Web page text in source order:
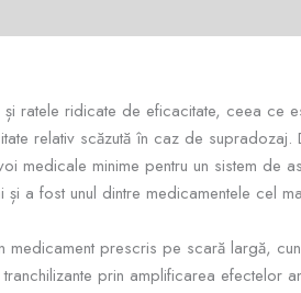
ratele ridicate de eficacitate, ceea ce
relativ scăzută în caz de supradozaj.
medicale minime pentru un sistem de
a fost unul dintre medicamentele cel
prescris pe scară largă,
prin amplificarea efectelor